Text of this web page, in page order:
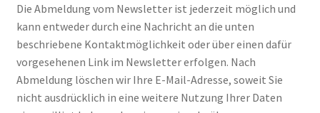
Die Abmeldung vom Newsletter ist jederzeit möglich und
kann entweder durch eine Nachricht an die unten
beschriebene Kontaktmöglichkeit oder über einen dafür
vorgesehenen Link im Newsletter erfolgen. Nach
Abmeldung löschen wir Ihre E-Mail-Adresse, soweit Sie
nicht ausdrücklich in eine weitere Nutzung Ihrer Daten